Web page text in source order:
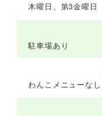
木曜日、第3金曜日
駐車場あり
わんこメニューなし